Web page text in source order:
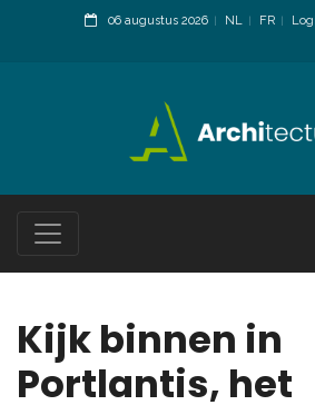
06 augustus 2026 NL FR
Kijk binnen in
Portlantis, het